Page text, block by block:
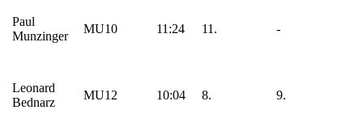
Paul
Munzinger
MU10 11:24 11. -
Leonard
Bednarz
MU12 10:04 8. 9.